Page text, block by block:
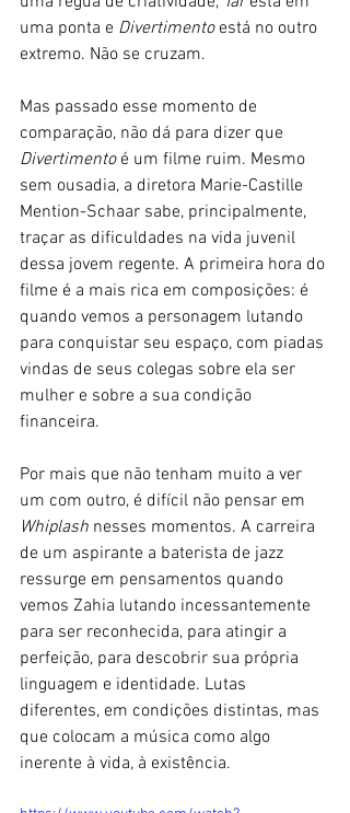
uma ponta e Divertimento está no outro
extremo. Não se cruzam.
Mas passado esse momento de
comparação, não dá para dizer que
Divertimento é um filme ruim. Mesmo
sem ousadia, a diretora Marie-Castille
Mention-Schaar sabe, principalmente,
traçar as dificuldades na vida juvenil
dessa jovem regente. A primeira hora do
filme é a mais rica em composições: é
quando vemos a personagem lutando
para conquistar seu espaço, com piadas
vindas de seus colegas sobre ela ser
mulher e sobre a sua condição
financeira.
Por mais que não tenham muito a ver
um com outro, é difícil não pensar em
Whiplash nesses momentos. A carreira
de um aspirante a baterista de jazz
ressurge em pensamentos quando
vemos Zahia lutando incessantemente
para ser reconhecida, para atingir a
perfeição, para descobrir sua própria
linguagem e identidade. Lutas
diferentes, em condições distintas, mas
que colocam a música como algo
inerente à vida, à existência.